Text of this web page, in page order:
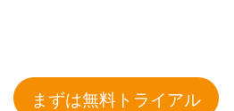
まずは無料トライアル